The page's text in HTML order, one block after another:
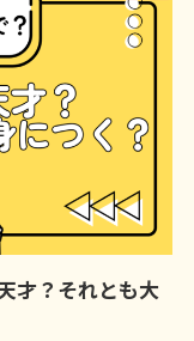
才？それとも大